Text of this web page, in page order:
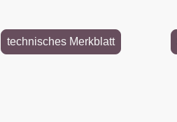
technisches Merkblatt